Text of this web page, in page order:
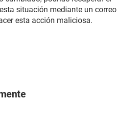
situación mediante un correo
esta acción maliciosa.